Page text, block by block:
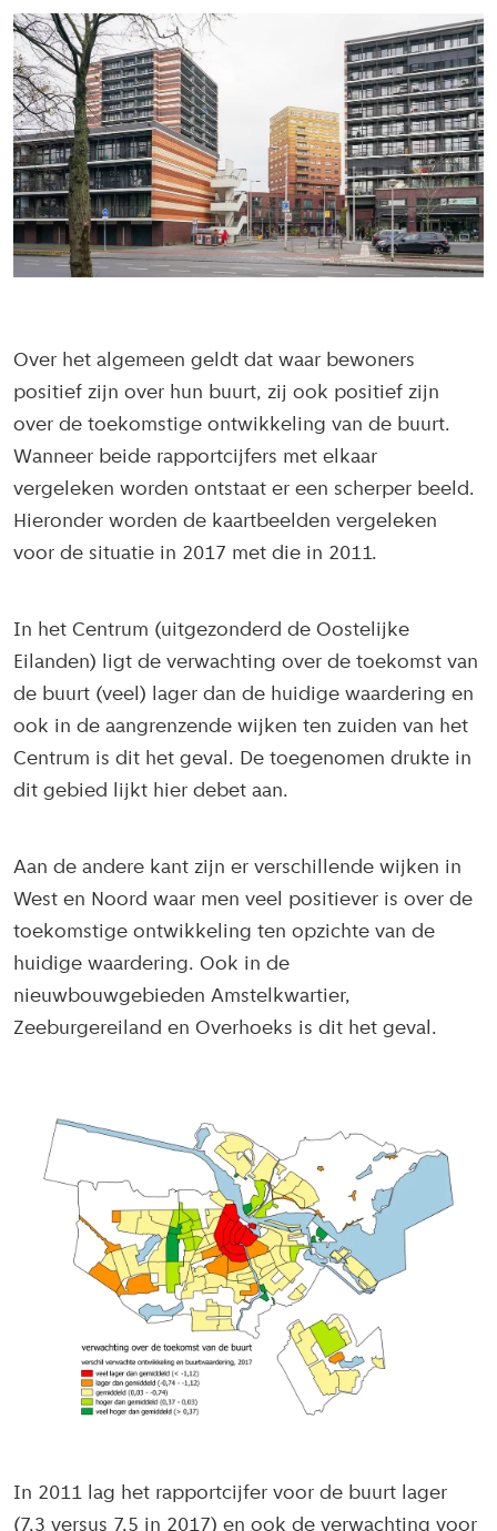
Over het algemeen geldt dat waar bewoners
positief zijn over hun buurt, zij ook positief zijn
over de toekomstige ontwikkeling van de buurt.
Wanneer beide rapportcijfers met elkaar
vergeleken worden ontstaat er een scherper beeld.
Hieronder worden de kaartbeelden vergeleken
voor de situatie in 2017 met die in 2011.
In het Centrum (uitgezonderd de Oostelijke
Eilanden) ligt de verwachting over de toekomst van
de buurt (veel) lager dan de huidige waardering en
ook in de aangrenzende wijken ten zuiden van het
Centrum is dit het geval. De toegenomen drukte in
dit gebied lijkt hier debet aan.
Aan de andere kant zijn er verschillende wijken in
West en Noord waar men veel positiever is over de
toekomstige ontwikkeling ten opzichte van de
huidige waardering. Ook in de
nieuwbouwgebieden Amstelkwartier,
Zeeburgereiland en Overhoeks is dit het geval.
In 2011 lag het rapportcijfer voor de buurt lager
(7,3 versus 7,5 in 2017) en ook de verwachting voor